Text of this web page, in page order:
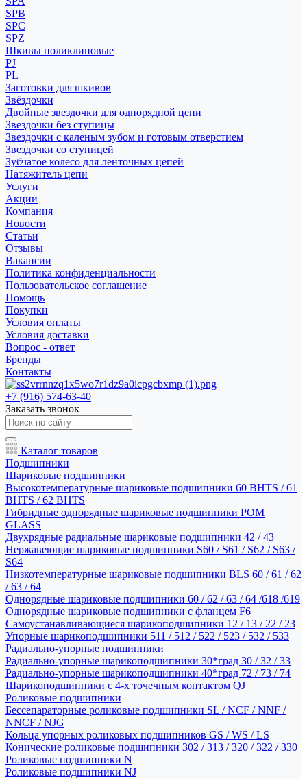
SPB
SPC
SPZ
Шкивы поликлиновые
PJ
PL
Заготовки для шкивов
Звёздочки
Двойные звездочки для однорядной цепи
Звездочки без ступицы
Звездочки с каленым зубом и готовым отверстием
Звездочки со ступицей
Зубчатое колесо для ленточных цепей
Натяжитель цепи
Услуги
Акции
Компания
Новости
Статьи
Отзывы
Вакансии
Политика конфиденциальности
Пользовательское соглашение
Помощь
Покупки
Условия оплаты
Условия доставки
Вопрос - ответ
Бренды
Контакты
+7 (916) 574-63-40
Заказать звонок
Каталог товаров
Подшипники
Шариковые подшипники
Высокотемпературные шариковые подшипники 60 BHTS / 61
BHTS / 62 BHTS
Гибридные однорядные шариковые подшипники POM
GLASS
Двухрядные радиальные шариковые подшипники 42 / 43
Нержавеющие шариковые подшипники S60 / S61 / S62 / S63 /
S64
Низкотемпературные шариковые подшипники BLS 60 / 61 / 62
/ 63 / 64
Однорядные шариковые подшипники 60 / 62 / 63 / 64 /618 /619
Однорядные шариковые подшипники с фланцем F6
Самоустанавливающиеся шарикоподшипники 12 / 13 / 22 / 23
Упорные шарикоподшипники 511 / 512 / 522 / 523 / 532 / 533
Радиально-упорные подшипники
Радиально-упорные шарикоподшипники 30*град 30 / 32 / 33
Радиально-упорные шарикоподшипники 40*град 72 / 73 / 74
Шарикоподшипники с 4-х точечным контактом QJ
Роликовые подшипники
Бессепараторные роликовые подшипники SL / NCF / NNF /
NNCF / NJG
Кольца упорных роликовых подшипников GS / WS / LS
Конические роликовые подшипники 302 / 313 / 320 / 322 / 330
Роликовые подшипники N
Роликовые подшипники NJ